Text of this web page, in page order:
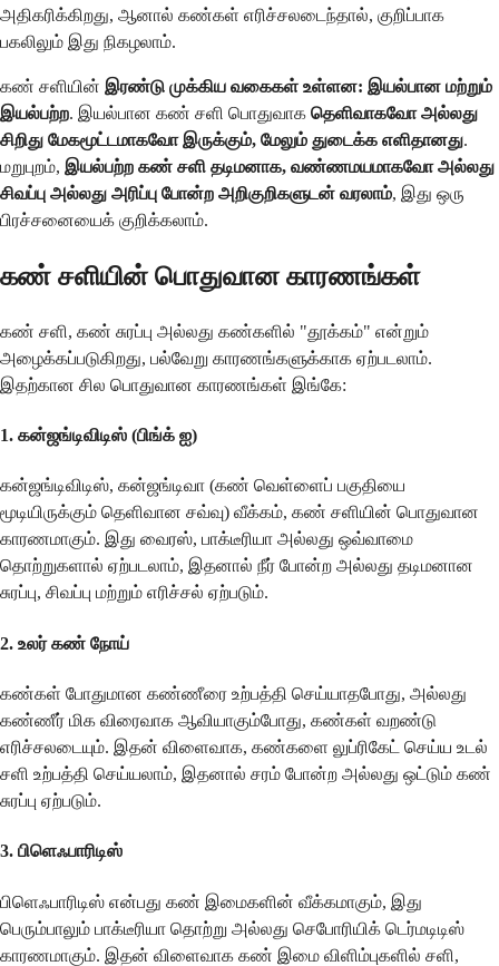
அதிகரிக்கிறது, ஆனால் கண்கள் எரிச்சலடைந்தால், குறிப்பாக
பகலிலும் இது நிகழலாம்.
கண் சளியின் இரண்டு முக்கிய வகைகள் உள்ளன: இயல்பான மற்றும்
இயல்பற்ற. இயல்பான கண் சளி பொதுவாக தெளிவாகவோ அல்லது
சிறிது மேகமூட்டமாகவோ இருக்கும், மேலும் துடைக்க எளிதானது.
மறுபுறம், இயல்பற்ற கண் சளி தடிமனாக, வண்ணமயமாகவோ அல்லது
சிவப்பு அல்லது அரிப்பு போன்ற அறிகுறிகளுடன் வரலாம், இது ஒரு
பிரச்சனையைக் குறிக்கலாம்.
கண் சளியின் பொதுவான காரணங்கள்
கண் சளி, கண் சுரப்பு அல்லது கண்களில் "தூக்கம்" என்றும்
அழைக்கப்படுகிறது, பல்வேறு காரணங்களுக்காக ஏற்படலாம்.
இதற்கான சில பொதுவான காரணங்கள் இங்கே:
1. கன்ஜங்டிவிடிஸ் (பிங்க் ஐ)
கன்ஜங்டிவிடிஸ், கன்ஜங்டிவா (கண் வெள்ளைப் பகுதியை
மூடியிருக்கும் தெளிவான சவ்வு) வீக்கம், கண் சளியின் பொதுவான
காரணமாகும். இது வைரஸ், பாக்டீரியா அல்லது ஒவ்வாமை
தொற்றுகளால் ஏற்படலாம், இதனால் நீர் போன்ற அல்லது தடிமனான
சுரப்பு, சிவப்பு மற்றும் எரிச்சல் ஏற்படும்.
2. உலர் கண் நோய்
கண்கள் போதுமான கண்ணீரை உற்பத்தி செய்யாதபோது, அல்லது
கண்ணீர் மிக விரைவாக ஆவியாகும்போது, கண்கள் வறண்டு
எரிச்சலடையும். இதன் விளைவாக, கண்களை லுப்ரிகேட் செய்ய உடல்
சளி உற்பத்தி செய்யலாம், இதனால் சரம் போன்ற அல்லது ஒட்டும் கண்
சுரப்பு ஏற்படும்.
3. பிளெஃபாரிடிஸ்
பிளெஃபாரிடிஸ் என்பது கண் இமைகளின் வீக்கமாகும், இது
பெரும்பாலும் பாக்டீரியா தொற்று அல்லது செபோரியிக் டெர்மடிடிஸ்
காரணமாகும். இதன் விளைவாக கண் இமை விளிம்புகளில் சளி,